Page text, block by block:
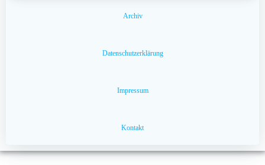
Archiv
Datenschutzerklärung
Impressum
Kontakt